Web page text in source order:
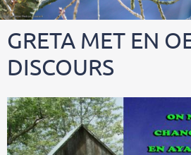
GRETA MET EN
DISCOURS